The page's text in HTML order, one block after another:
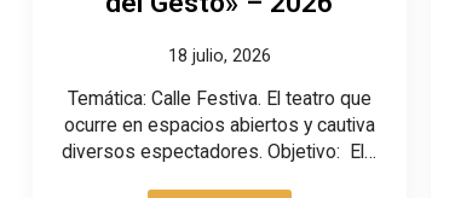
18 julio, 2026
Temática: Calle Festiva. El teatro que
ocurre en espacios abiertos y cautiva
diversos espectadores. Objetivo: El…